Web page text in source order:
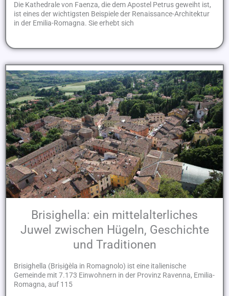
Die Kathedrale von Faenza, die dem Apostel Petrus geweiht ist,
ist eines der wichtigsten Beispiele der Renaissance-Architektur
in der Emilia-Romagna. Sie erhebt sich
Brisighella: ein mittelalterliches
Juwel zwischen Hügeln, Geschichte
und Traditionen
Brisighella (Briṣiġèla in Romagnolo) ist eine italienische
Gemeinde mit 7.173 Einwohnern in der Provinz Ravenna, Emilia-
Romagna, auf 115